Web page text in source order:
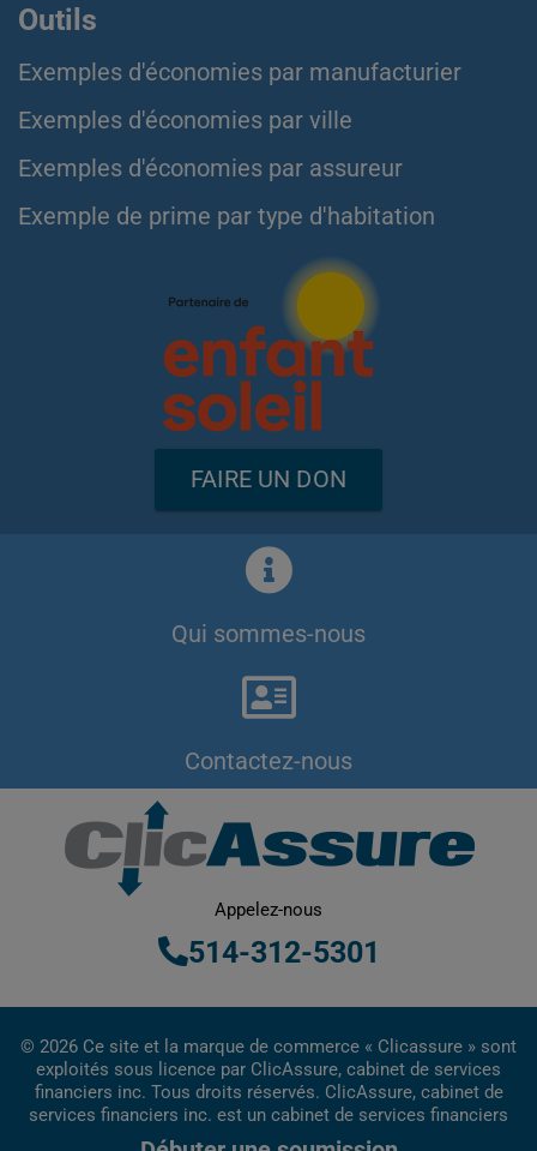
Outils
Exemples d'économies par manufacturier
Exemples d'économies par ville
Exemples d'économies par assureur
Exemple de prime par type d'habitation
FAIRE UN DON
Qui sommes-nous
Contactez-nous
Appelez-nous
514-312-5301
© 2026 Ce site et la marque de commerce « Clicassure » sont
exploités sous licence par ClicAssure, cabinet de services
financiers inc. Tous droits réservés. ClicAssure, cabinet de
services financiers inc. est un cabinet de services financiers
inscrit au Québec.